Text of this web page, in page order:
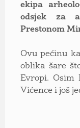
ekipa
odsjek za
Prestonom
Ovu pećinu
oblika šare
Evropi. Osim
Vićence i još